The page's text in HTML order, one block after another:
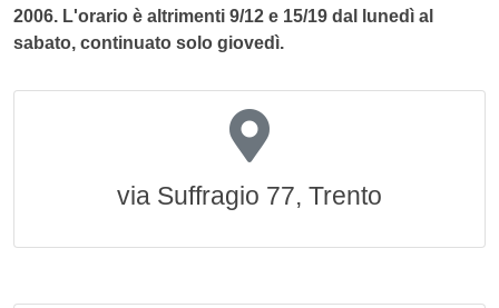
2006. L'orario è altrimenti 9/12 e 15/19 dal lunedì al
sabato, continuato solo giovedì.
via Suffragio 77, Trento